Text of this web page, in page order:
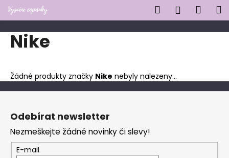
Přejít
na
obsah
Hledat
košík
Nike
Žádné produkty značky Nike nebyly nalezeny...
o
š
o
p
o
t
ř
e
b
Z
Odebírat newsletter
Nezmeškejte žádné novinky či slevy!
E-mail